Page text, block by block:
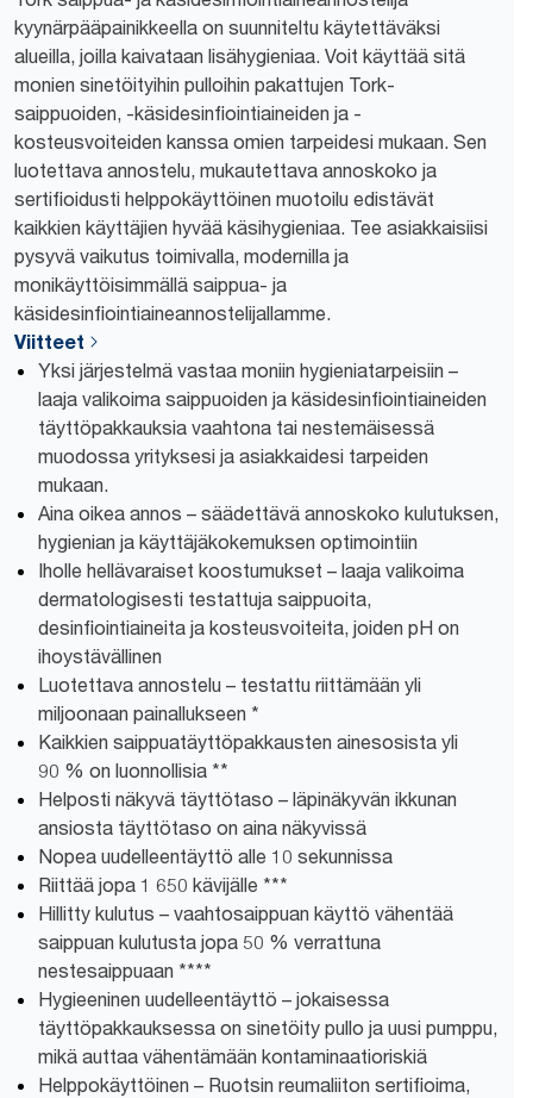
kyynärpääpainikkeella on suunniteltu käytettäväksi
alueilla, joilla kaivataan lisähygieniaa. Voit käyttää sitä
monien sinetöityihin pulloihin pakattujen Tork-
saippuoiden, -käsidesinfiointiaineiden ja -
kosteusvoiteiden kanssa omien tarpeidesi mukaan. Sen
luotettava annostelu, mukautettava annoskoko ja
sertifioidusti helppokäyttöinen muotoilu edistävät
kaikkien käyttäjien hyvää käsihygieniaa. Tee asiakkaisiisi
pysyvä vaikutus toimivalla, modernilla ja
monikäyttöisimmällä saippua- ja
käsidesinfiointiaineannostelijallamme.
Viitteet
Yksi järjestelmä vastaa moniin hygieniatarpeisiin –
laaja valikoima saippuoiden ja käsidesinfiointiaineiden
täyttöpakkauksia vaahtona tai nestemäisessä
muodossa yrityksesi ja asiakkaidesi tarpeiden
mukaan.
Aina oikea annos – säädettävä annoskoko kulutuksen,
hygienian ja käyttäjäkokemuksen optimointiin
Iholle hellävaraiset koostumukset – laaja valikoima
dermatologisesti testattuja saippuoita,
desinfiointiaineita ja kosteusvoiteita, joiden pH on
ihoystävällinen
Luotettava annostelu – testattu riittämään yli
miljoonaan painallukseen *
Kaikkien saippuatäyttöpakkausten ainesosista yli
90 % on luonnollisia **
Helposti näkyvä täyttötaso – läpinäkyvän ikkunan
ansiosta täyttötaso on aina näkyvissä
Nopea uudelleentäyttö alle 10 sekunnissa
Riittää jopa 1 650 kävijälle ***
Hillitty kulutus – vaahtosaippuan käyttö vähentää
saippuan kulutusta jopa 50 % verrattuna
nestesaippuaan ****
Hygieeninen uudelleentäyttö – jokaisessa
täyttöpakkauksessa on sinetöity pullo ja uusi pumppu,
mikä auttaa vähentämään kontaminaatioriskiä
Helppokäyttöinen – Ruotsin reumaliiton sertifioima,